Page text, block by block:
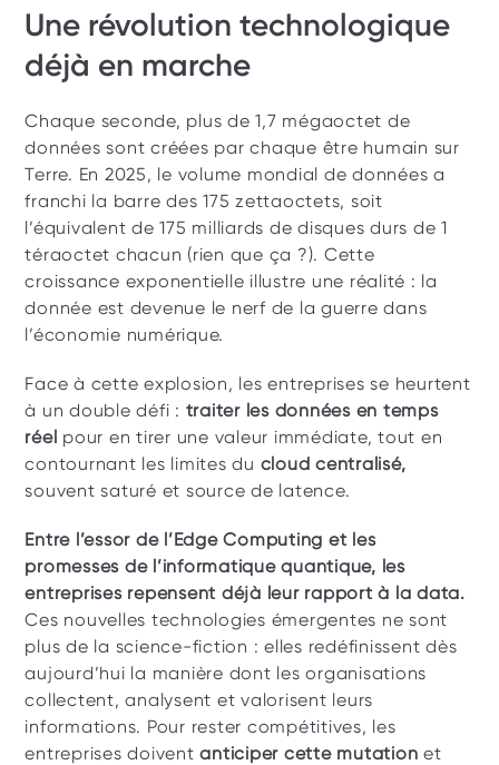
Une révolution technologique
déjà en marche
Chaque seconde, plus de 1,7 mégaoctet de
données sont créées par chaque être humain sur
Terre. En 2025, le volume mondial de données a
franchi la barre des 175 zettaoctets, soit
l’équivalent de 175 milliards de disques durs de 1
téraoctet chacun (rien que ça ?). Cette
croissance exponentielle illustre une réalité : la
donnée est devenue le nerf de la guerre dans
l’économie numérique.
Face à cette explosion, les entreprises se heurtent
à un double défi : traiter les données en temps
réel pour en tirer une valeur immédiate, tout en
contournant les limites du
souvent saturé et source de latence.
Entre l’essor de l’Edge Computing et les
promesses de l’informatique quantique, les
Ces nouvelles technologies émergentes ne sont
plus de la science-fiction : elles redéfinissent dès
aujourd’hui la manière dont les organisations
collectent, analysent et valorisent leurs
informations. Pour rester compétitives, les
entreprises doivent anticiper cette mutation et